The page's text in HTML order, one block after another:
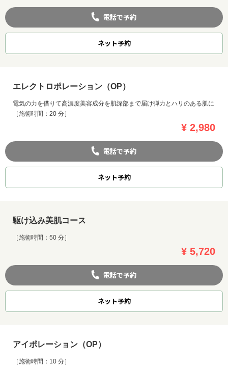
電話で予約
ネット予約
エレクトロポレーション（OP）
電気の力を借りて高濃度美容成分を肌深部まで届け弾力とハリのある肌に
［施術時間：20 分］
¥ 2,980
電話で予約
ネット予約
駆け込み美肌コース
［施術時間：50 分］
¥ 5,720
電話で予約
ネット予約
アイポレーション（OP）
［施術時間：10 分］